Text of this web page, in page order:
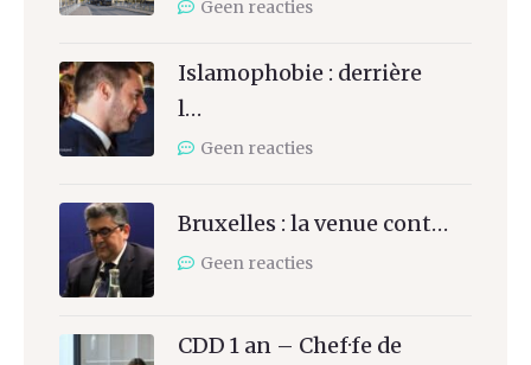
Geen reacties
Islamophobie : derrière
l…
Geen reacties
Bruxelles : la venue cont…
Geen reacties
CDD 1 an – Chef·fe de